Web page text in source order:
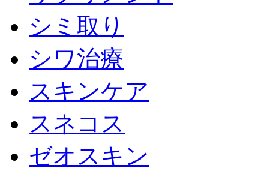
シミ取り
シワ治療
スキンケア
スネコス
ゼオスキン